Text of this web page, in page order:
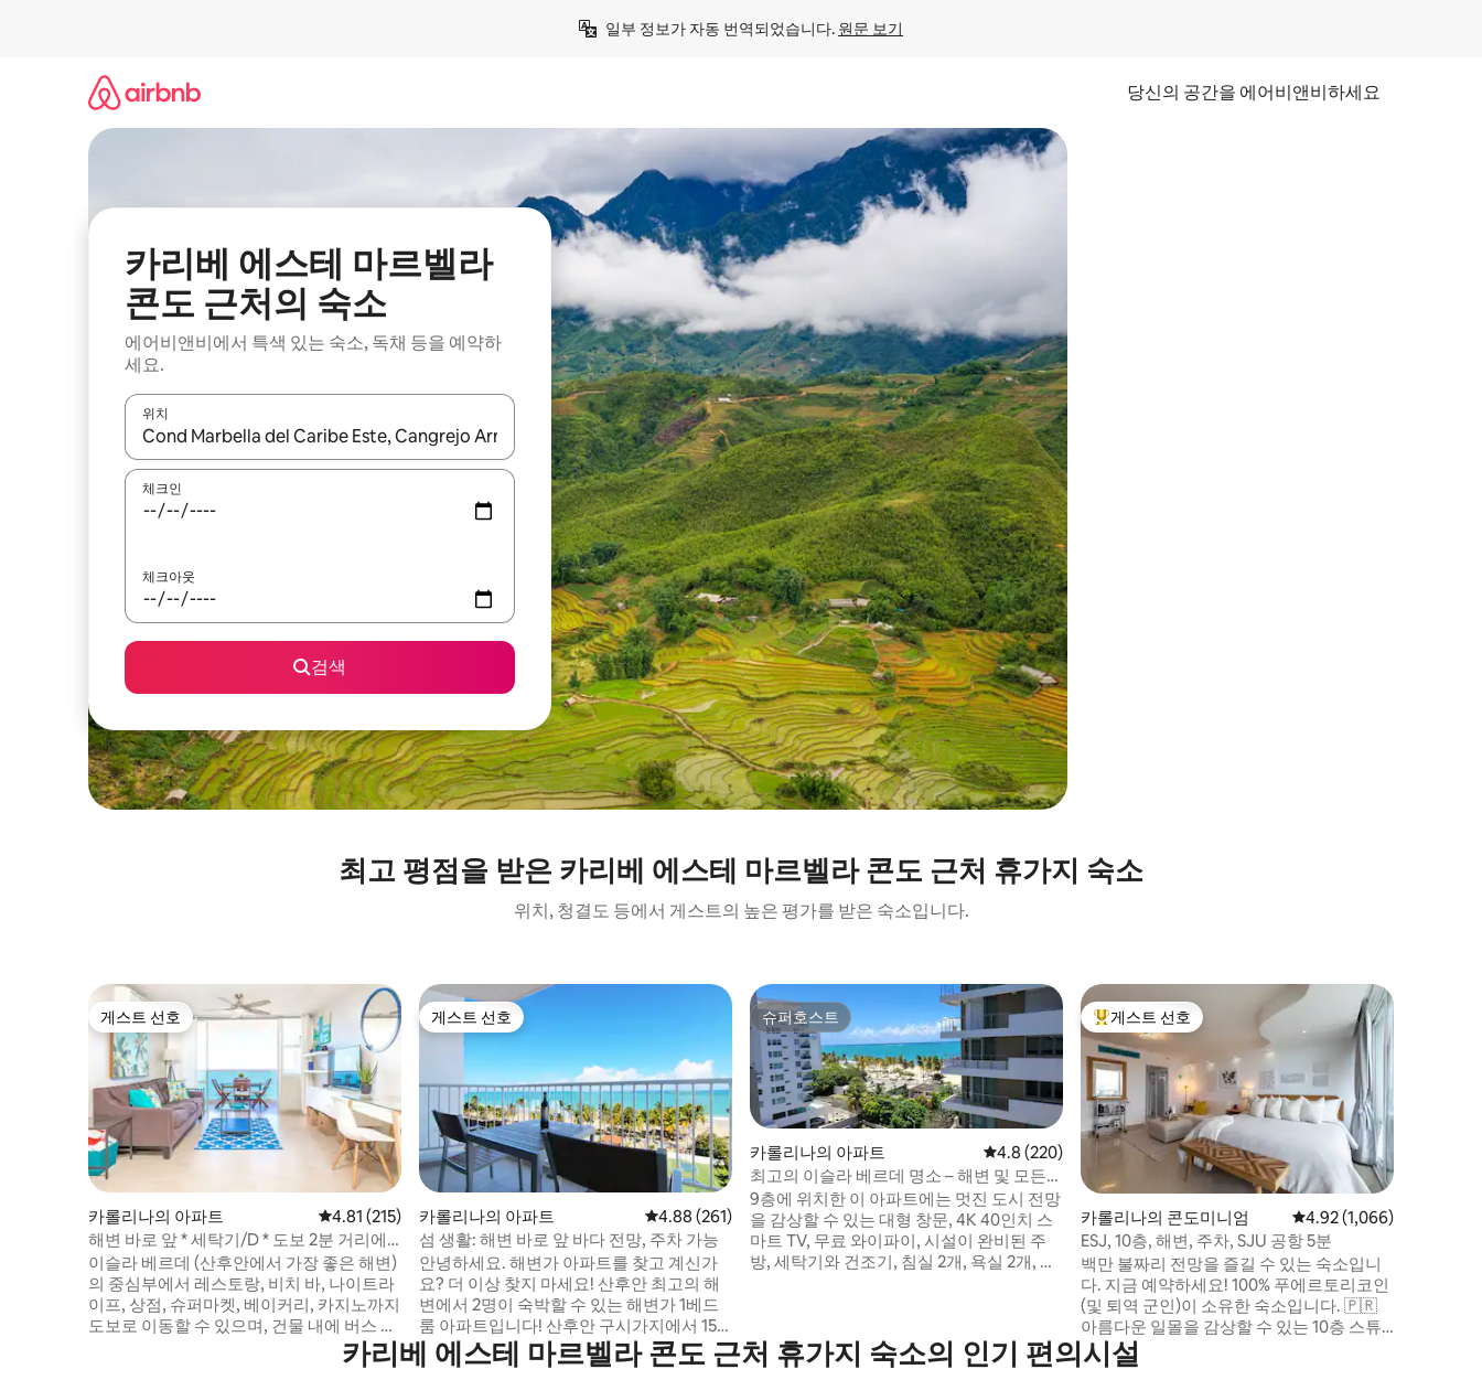
일부 정보가 자동 번역되었습니다. 원문 보기
당신의 공간을 에어비앤비하세요
카리베 에스테 마르벨라
콘도 근처의 숙소
에어비앤비에서 특색 있는 숙소, 독채 등을 예약하
세요.
위치
결과가 나오면 위·아래 화살표 키를 사용하거나 터치 또는 스와이프 동작으로 탐색하세요.
체크인
체크아웃
검색
최고 평점을 받은 카리베 에스테 마르벨라 콘도 근처 휴가지 숙소
위치, 청결도 등에서 게스트의 높은 평가를 받은 숙소입니다.
게스트 선호
게스트 선호
카롤리나의 아파트 평점 4.81점(5점 만점), 후기 215개
4.81 (215)
해변 바로 앞 * 세탁기/D * 도보 2분 거리에
음식점 * 킹사이즈 침대
이슬라 베르데 (산후안에서 가장 좋은 해변)
의 중심부에서 레스토랑, 비치 바, 나이트라
이프, 상점, 슈퍼마켓, 베이커리, 카지노까지
도보로 이동할 수 있으며, 건물 내에 버스 정
류장이 있어 올드 산후안까지 1달러 미만으
게스트 선호
게스트 선호
카롤리나의 아파트 평점 4.88점(5점 만점), 후기 261개
4.88 (261)
섬 생활: 해변 바로 앞 바다 전망, 주차 가능
안녕하세요. 해변가 아파트를 찾고 계신가
요? 더 이상 찾지 마세요! 산후안 최고의 해
변에서 2명이 숙박할 수 있는 해변가 1베드
룸 아파트입니다! 산후안 구시가지에서 15
분, 공항에서 7분, 상점, 레스토랑, 호텔, 카
지노, 나이트라이프, 활기찬 도보 지구 근처
슈퍼호스트
슈퍼호스트
카롤리나의 아파트 평점 4.8점(5점 만점), 후기 220개
4.8 (220)
최고의 이슬라 베르데 명소 – 해변 및 모든
시설까지 몇 걸음
9층에 위치한 이 아파트에는 멋진 도시 전망
을 감상할 수 있는 대형 창문, 4K 40인치 스
마트 TV, 무료 와이파이, 시설이 완비된 주
방, 세탁기와 건조기, 침실 2개, 욕실 2개, 에
현장 세탁소 ($) 를 제공하며, 해변까지 도보
로 갈 수 있는 거리에 있습니다. 슈퍼마켓, 약
상위 게스트 선호
게스트 선호
카롤리나의 콘도미니엄 평점 4.92점(5점 만점), 후
4.92 (1,066)
ESJ, 10층, 해변, 주차, SJU 공항 5분
백만 불짜리 전망을 즐길 수 있는 숙소입니
다. 지금 예약하세요! 100% 푸에르토리코인
(및 퇴역 군인)이 소유한 숙소입니다. 🇵🇷
아름다운 일몰을 감상할 수 있는 10층 스튜
디오. SJU 공항에서 5분 거리, 로비에서 해
변까지 도보 1분 거리! 무료 차고 주차✅ 1대
카리베 에스테 마르벨라 콘도 근처 휴가지 숙소의 인기 편의시설